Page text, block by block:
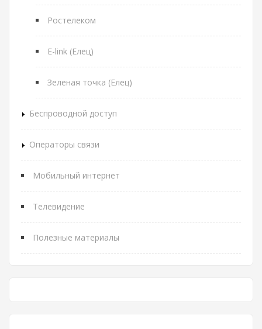
Ростелеком
E-link (Елец)
Зеленая точка (Елец)
Беспроводной доступ
Операторы связи
Мобильный интернет
Телевидение
Полезные материалы